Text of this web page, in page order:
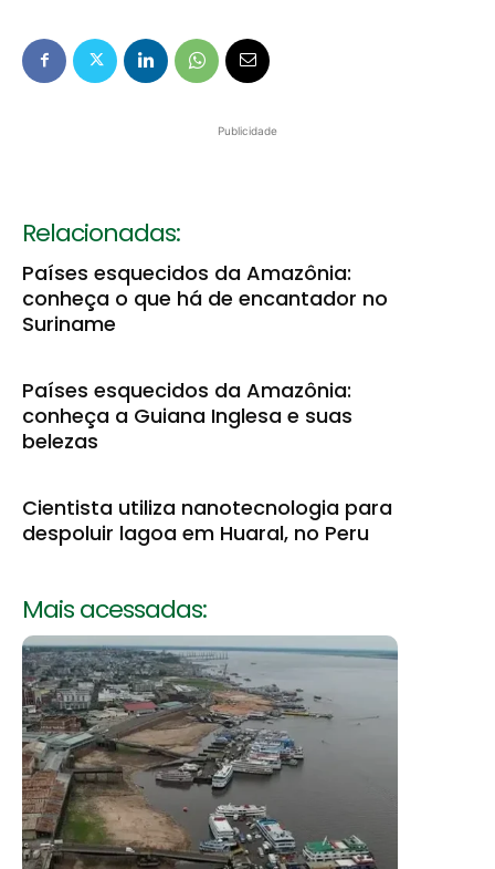
Publicidade
Relacionadas:
Países esquecidos da Amazônia:
conheça o que há de encantador no
Suriname
Países esquecidos da Amazônia:
conheça a Guiana Inglesa e suas
belezas
Cientista utiliza nanotecnologia para
despoluir lagoa em Huaral, no Peru
Mais acessadas: